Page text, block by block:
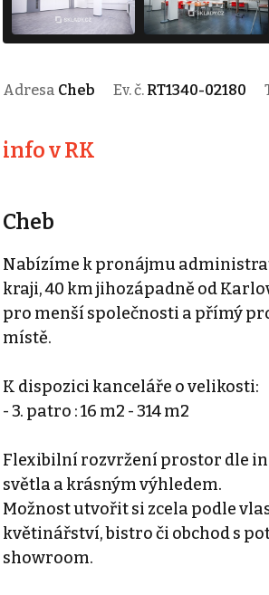
Adresa Cheb Ev. č. RT1340-02180
info v RK
Cheb
Nabízíme k pronájmu
kraji, 40 km jihozápadně od
pro menší společnosti a přímý
místě.
K dispozici kanceláře o velikosti:
- 3. patro : 16 m2 - 314 m2
Flexibilní rozvržení prostor dle
světla a krásným výhledem.
Možnost utvořit si zcela podle
květinářství, bistro či obchod s
showroom.